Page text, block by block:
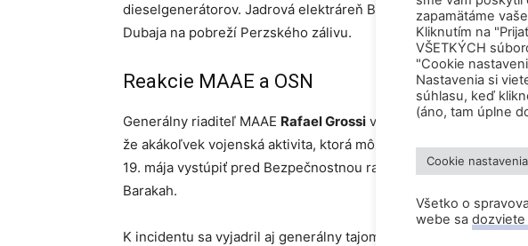
dieselgenerátorov. Jadrová elektráreň Barakah sa nachádza
Dubaja na pobreží Perzského zálivu.
Reakcie MAAE a OSN
Generálny riaditeľ MAAE Rafael Grossi v reakcii na udalosť
že akákoľvek vojenská aktivita, ktorá môže ohroziť jadrovú
19. mája vystúpiť pred Bezpečnostnou radou OSN, kde má
Barakah.
K incidentu sa vyjadril aj generálny tajomník OSN
zapamätáme
Kliknutím na
VŠETKÝCH
"Cookie
Nastavenia si
súhlasu, keď
(áno, tam úplne
Cookie nastavenia
Všetko o
webe sa dozviete